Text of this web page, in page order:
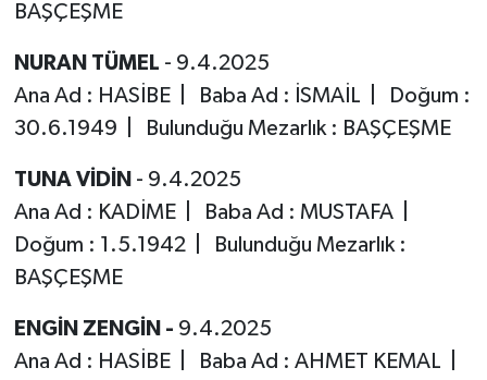
BAŞÇEŞME
NURAN TÜMEL - 9.4.2025
Ana Ad : HASİBE | Baba Ad : İSMAİL | Doğum :
30.6.1949 | Bulunduğu Mezarlık : BAŞÇEŞME
TUNA VİDİN - 9.4.2025
Ana Ad : KADİME | Baba Ad : MUSTAFA |
Doğum : 1.5.1942 | Bulunduğu Mezarlık :
BAŞÇEŞME
ENGİN ZENGİN - 9.4.2025
Ana Ad : HASİBE | Baba Ad : AHMET KEMAL |